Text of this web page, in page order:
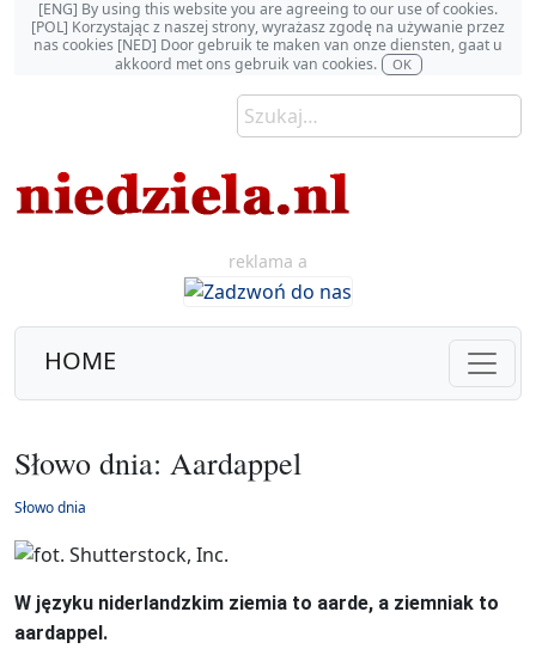
[ENG] By using this website you are agreeing to our use of cookies.
[POL] Korzystając z naszej strony, wyrażasz zgodę na używanie przez
nas cookies [NED] Door gebruik te maken van onze diensten, gaat u
akkoord met ons gebruik van cookies.
OK
reklama a
HOME
Słowo dnia: Aardappel
Słowo dnia
W języku niderlandzkim ziemia to aarde, a ziemniak to
aardappel.